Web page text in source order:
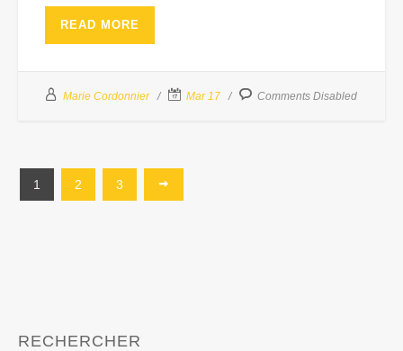
READ MORE
Marie Cordonnier Mar 17 Comments Disabled
1 2 3
RECHERCHER